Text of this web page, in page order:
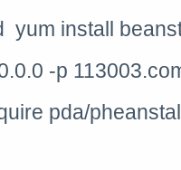
yum install
-p
pda/